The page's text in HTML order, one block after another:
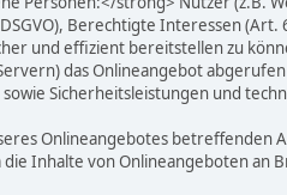
Berechtigte Interessen (Art.
und effizient bereitstellen zu
das Onlineangebot
Sicherheitsleistungen und
Onlineangebotes betreffenden
Inhalte von Onlineangeboten an